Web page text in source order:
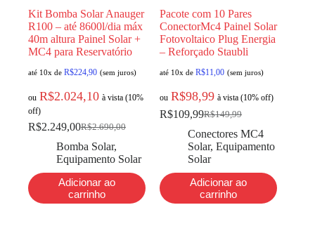
Kit Bomba Solar Anauger
R100 – até 8600l/dia máx
40m altura Painel Solar +
MC4 para Reservatório
até 10x de R$224,90 (sem juros)
ou R$2.024,10 à vista (10%
off)
R$2.690,00
R$2.249,00
Bomba Solar,
Equipamento Solar
Adicionar ao
carrinho
Pacote com 10 Pares
ConectorMc4 Painel Solar
Fotovoltaico Plug Energia
– Reforçado Staubli
até 10x deR$11,00 (sem juros)
ou R$98,99 à vista (10% off)
R$149,99
R$109,99
Conectores MC4
Solar,Equipamento
Solar
Adicionar ao
carrinho